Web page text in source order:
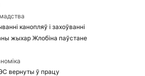
канопляў і захоўванні
жыхар Жлобіна паўстане
вернуты ў працу